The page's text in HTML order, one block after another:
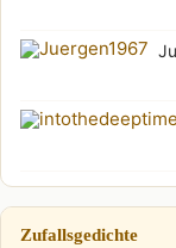
Zufallsgedichte